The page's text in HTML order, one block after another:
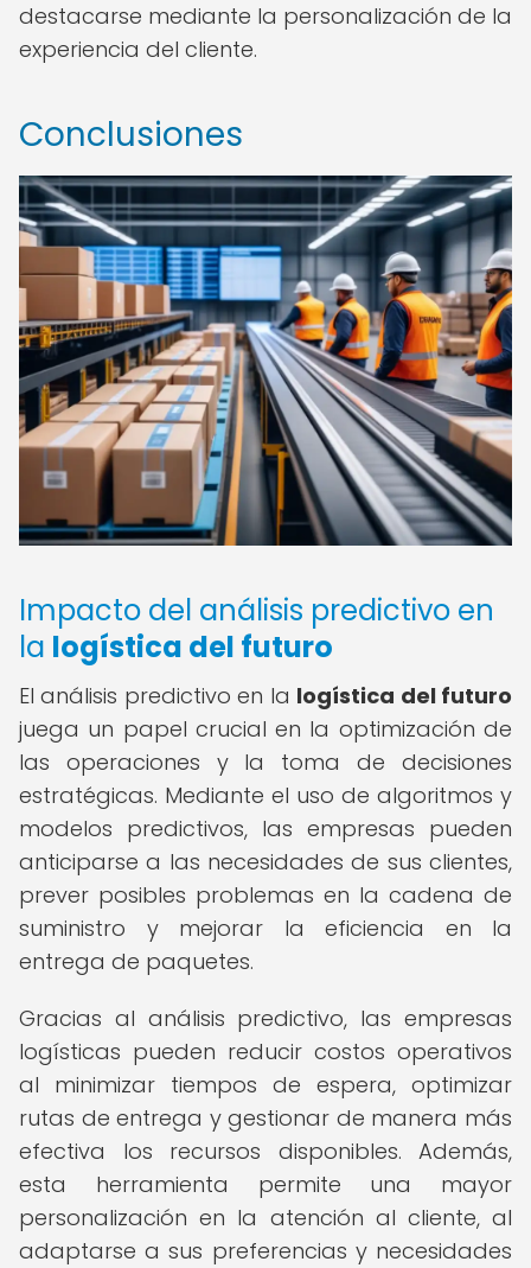
destacarse mediante la personalización de la
experiencia del cliente.
Conclusiones
Impacto del análisis predictivo en
la logística del futuro
El análisis predictivo en la logística del futuro
juega un papel crucial en la optimización de
las operaciones y la toma de decisiones
estratégicas. Mediante el uso de algoritmos y
modelos predictivos, las empresas pueden
anticiparse a las necesidades de sus clientes,
prever posibles problemas en la cadena de
suministro y mejorar la eficiencia en la
entrega de paquetes.
Gracias al análisis predictivo, las empresas
logísticas pueden reducir costos operativos
al minimizar tiempos de espera, optimizar
rutas de entrega y gestionar de manera más
efectiva los recursos disponibles. Además,
esta herramienta permite una mayor
personalización en la atención al cliente, al
adaptarse a sus preferencias y necesidades